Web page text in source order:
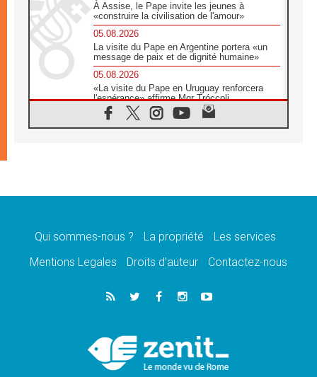
À Assise, le Pape invite les jeunes à
«construire la civilisation de l'amour»
05.08.2026
La visite du Pape en Argentine portera «un
message de paix et de dignité humaine»
05.08.2026
«La visite du Pape en Uruguay renforcera
l'espérance» affirme Mgr Tróccoli
05.08.2026
Le nonce en Ukraine: «Il est inquiétant
05.08.2026
Addis-Abeba
Le Pape exprime ses condoléances suite au
05.08.2026
Le Pape attendu en novembre en Uruguay,
Audience générale: la prière est un acte
d'espérance
Qui sommes-nous ? La propriété
Les services
Mentions Legales
Droits d’auteur Contactez-nous